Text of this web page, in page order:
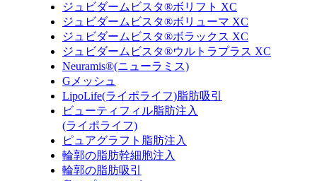
ジュビダームビスタ®ボリフト XC
ジュビダームビスタ®ボリューマ XC
ジュビダームビスタ®ボラックス XC
ジュビダームビスタ®ウルトラプラス XC
Neuramis®(ニューラミス)
Gメッシュ
LipoLife(ライポライフ)脂肪吸引
ビューティフィル脂肪注入
(ライポライフ)
ピュアグラフト脂肪注入
輪郭の脂肪幹細胞注入
輪郭の脂肪吸引